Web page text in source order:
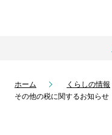
ホーム くらしの情報
その他の税に関するお知らせ